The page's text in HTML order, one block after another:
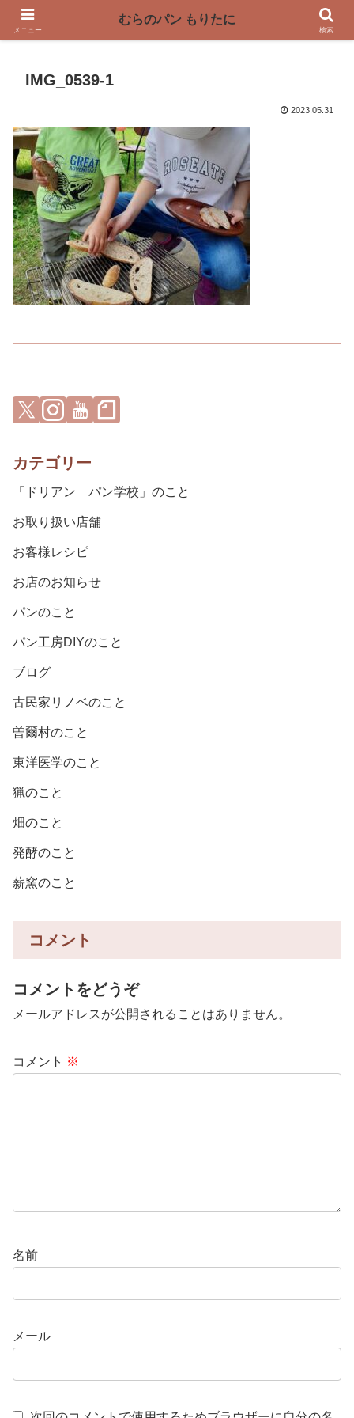
〜奈良県曽爾村の薪窯パン屋〜
IMG_0539-1
2023.05.31
カテゴリー
「ドリアン パン学校」のこと
お取り扱い店舗
お客様レシピ
お店のお知らせ
パンのこと
パン工房DIYのこと
ブログ
古民家リノベのこと
曽爾村のこと
東洋医学のこと
猟のこと
畑のこと
発酵のこと
薪窯のこと
コメント
コメントをどうぞ
メールアドレスが公開されることはありません。
コメント ※
名前
メール
メニュー
むらのパン もりたに
検索